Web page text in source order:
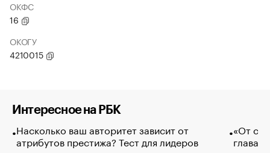
ОКФС
16
ОКОГУ
4210015
Интересное на РБК
Насколько ваш авторитет зависит от
атрибутов престижа? Тест для лидеров
«От
глава